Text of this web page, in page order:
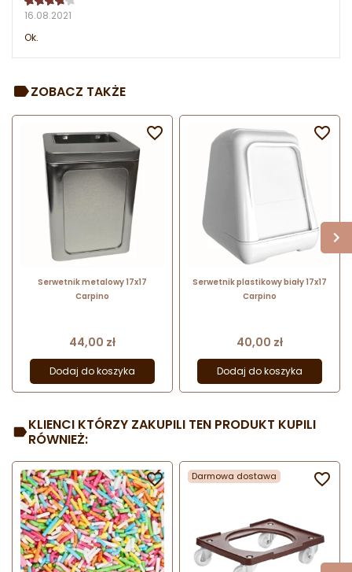
16.08.2021
Ok.
ZOBACZ TAKŻE
Serwetnik metalowy 17x17
Carpino
Cena
44,00 zł
Dodaj do koszyka

Serwetnik plastikowy biały 17x17
Carpino
Cena
40,00 zł
Dodaj do koszyka

KLIENCI KTÓRZY ZAKUPILI TEN PRODUKT KUPILI
RÓWNIEŻ:
 Darmowa dostawa 